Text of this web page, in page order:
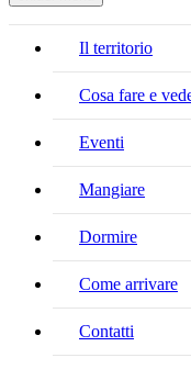
Il territorio
Cosa fare e
Eventi
Mangiare
Dormire
Come arrivare
Contatti